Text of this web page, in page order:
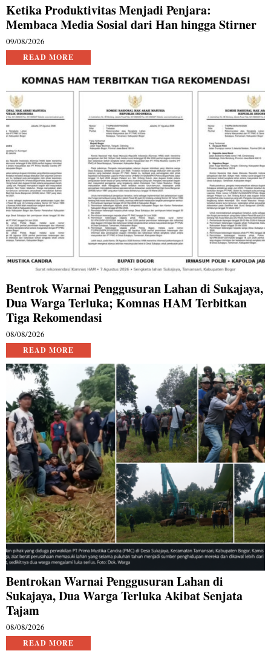
Ketika Produktivitas Menjadi Penjara:
Membaca Media Sosial dari Han hingga Stirner
09/08/2026
READ MORE
Bentrok Warnai Penggusuran Lahan di Sukajaya,
Dua Warga Terluka; Komnas HAM Terbitkan
Tiga Rekomendasi
08/08/2026
READ MORE
Bentrokan Warnai Penggusuran Lahan di
Sukajaya, Dua Warga Terluka Akibat Senjata
Tajam
08/08/2026
READ MORE